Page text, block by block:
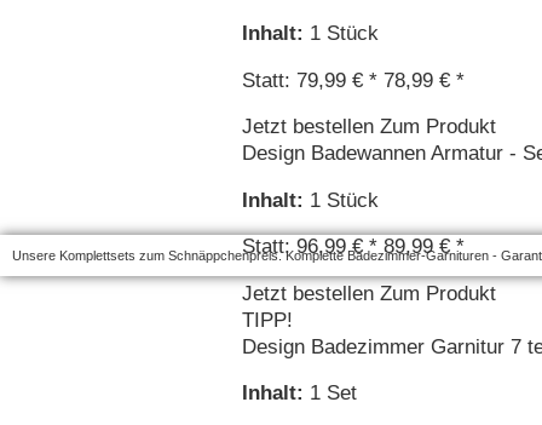
Inhalt: 1 Stück
Statt: 79,99 € * 78,99 € *
Jetzt bestellen Zum Produkt
Design Badewannen Armatur -
Inhalt: 1 Stück
Statt: 96,99 € * 89,99 € *
Jetzt bestellen Zum Produkt
TIPP!
Design Badezimmer Garnitur 7
Inhalt: 1 Set
Unsere Komplettsets zum Schnäppchenpreis. Komplette Badezimmer-Garnituren -